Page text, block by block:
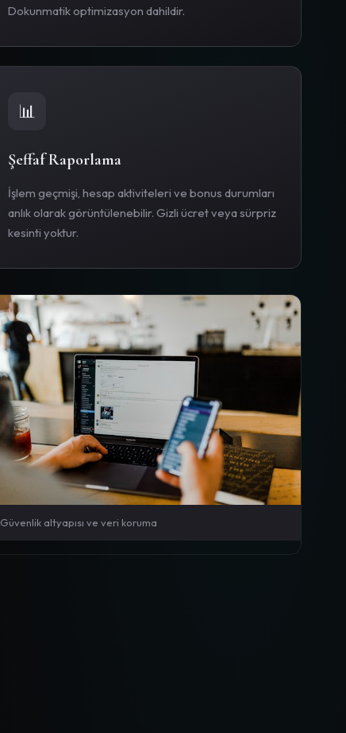
Dokunmatik optimizasyon dahildir.
📊
Şeffaf Raporlama
İşlem geçmişi, hesap aktiviteleri ve bonus durumları
anlık olarak görüntülenebilir. Gizli ücret veya sürpriz
kesinti yoktur.
Güvenlik altyapısı ve veri koruma